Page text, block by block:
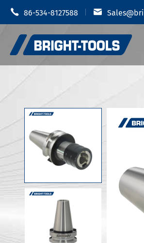
 86-534-8127588 
Giá đỡ dụng cụ
Công cụ tĩnh và điều khiển
Dụng cụ khoan
Phụ Kiện Giá đỡ dụng
Chống rung